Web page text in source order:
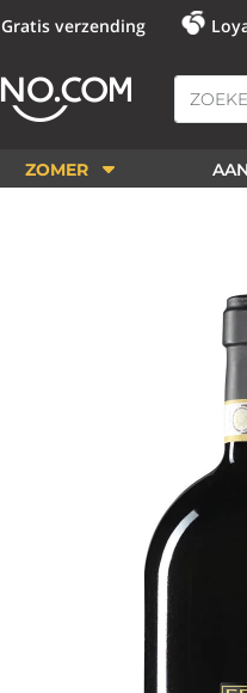
Gratis verzending
ZOMER